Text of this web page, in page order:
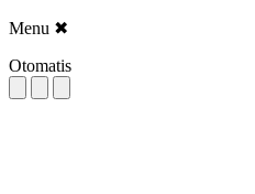
Menu ✖
Otomatis